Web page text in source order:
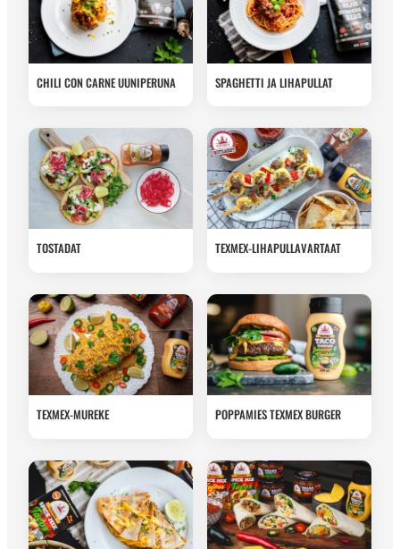
CHILI CON CARNE UUNIPERUNA SPAGHETTI JA LIHAPULLAT
TOSTADAT TEXMEX-LIHAPULLAVARTAAT
TEXMEX-MUREKE POPPAMIES TEXMEX BURGER